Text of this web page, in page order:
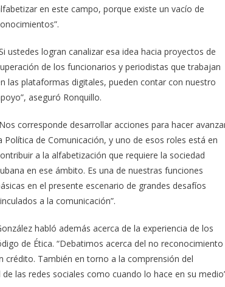
en este campo, porque existe un vacío de
ustedes logran canalizar esa idea hacia proyectos de
de los funcionarios y periodistas que trabajan
las plataformas digitales, pueden contar con nuestro
aseguró Ronquillo.
corresponde desarrollar acciones para hacer
Política de Comunicación, y uno de esos roles está en
a la alfabetización que requiere la sociedad
en ese ámbito. Es una de nuestras funciones
en el presente escenario de grandes desafíos
a la comunicación”.
habló además acerca de la experiencia de los
de Ética. “Debatimos acerca del no reconocimiento
También en torno a la comprensión del
las redes sociales como cuando lo hace en su